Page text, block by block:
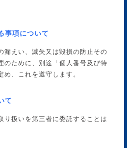
事項について
漏えい、滅失又は毀損の防止その
のために、別途「個人番号及び特
め、これを遵守します。
て
り扱いを第三者に委託することは